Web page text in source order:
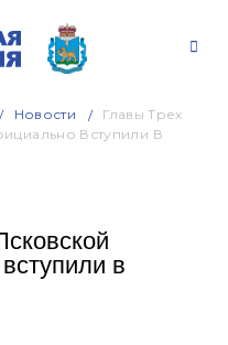
Новости
Главы Трех
Вступили В
в